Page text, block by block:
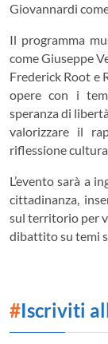
Giovannardi
Il programma
come Giuseppe
Frederick Root e
opere con i
speranza di
valorizzare il
riflessione
L’evento sarà a
cittadinanza,
sul territorio per
dibattito su temi
#Iscriviti